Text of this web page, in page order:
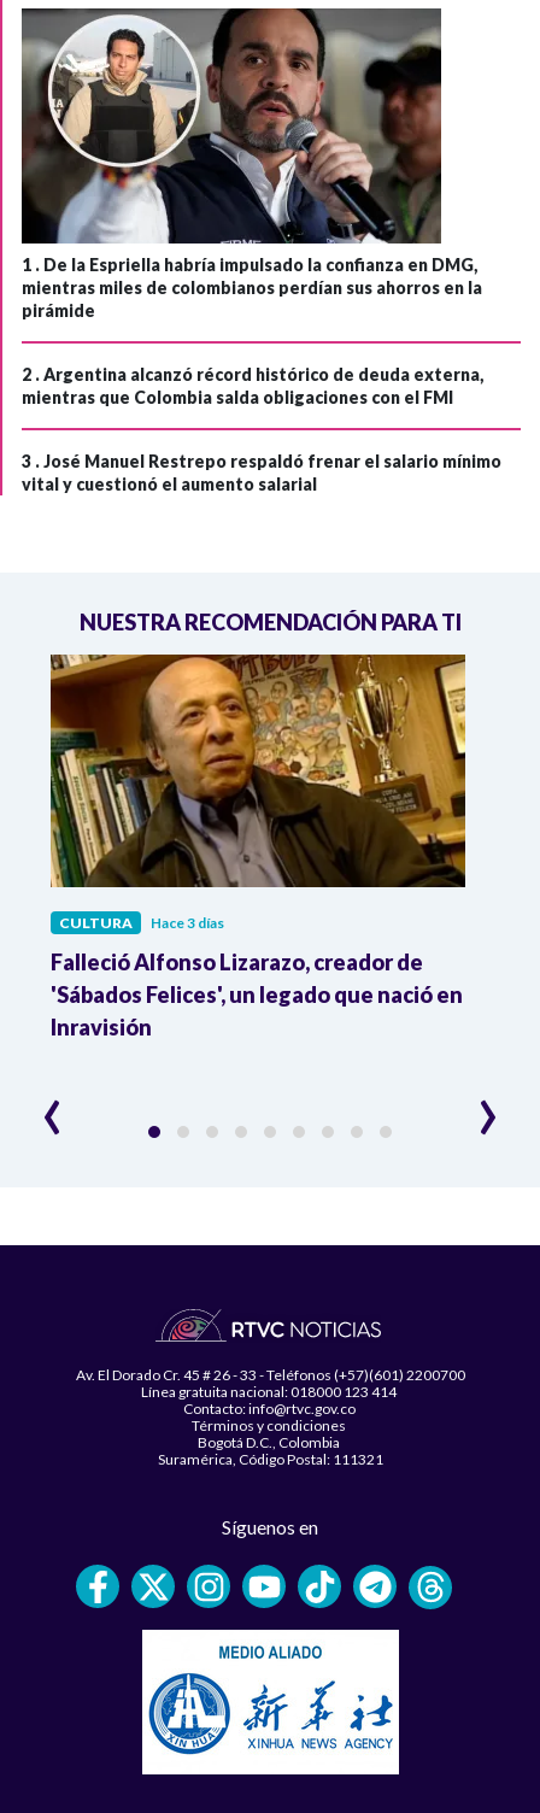
1 . De la Espriella habría impulsado la confianza en DMG,
mientras miles de colombianos perdían sus ahorros en la
pirámide
2 .Argentina alcanzó récord histórico de deuda externa,
mientras que Colombia salda obligaciones con el FMI
3 .José Manuel Restrepo respaldó frenar el salario mínimo
vital y cuestionó el aumento salarial
NUESTRA RECOMENDACIÓN PARA TI
CULTURA Hace 3 días
Falleció Alfonso Lizarazo, creador de
'Sábados Felices', un legado que nació en
Inravisión
‹ ›
Av. El Dorado Cr. 45 # 26 - 33 - Teléfonos (+57)(601) 2200700
Línea gratuita nacional: 018000 123 414
Contacto: info@rtvc.gov.co
Términos y condiciones
Bogotá D.C., Colombia
Suramérica, Código Postal: 111321
Síguenos en